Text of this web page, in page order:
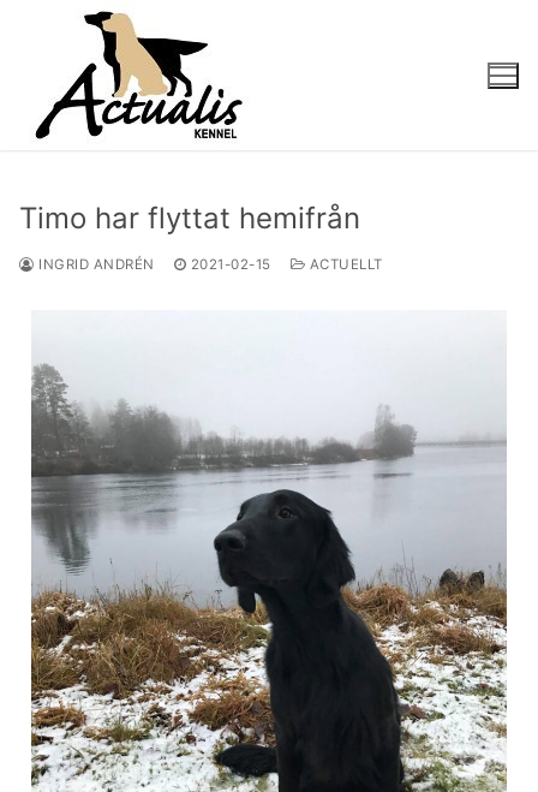
Timo har flyttat hemifrån
INGRID ANDRÉN 2021-02-15 ACTUELLT